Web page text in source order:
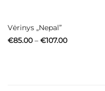
Vėrinys „Nepal”
€85.00 – €107.00Price